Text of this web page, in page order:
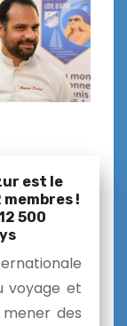
est le
!
500
voyage et
des